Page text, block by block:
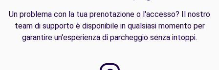
Un problema con la tua prenotazione o l'accesso? Il nostro
team di supporto è disponibile in qualsiasi momento per
garantire un'esperienza di parcheggio senza intoppi.